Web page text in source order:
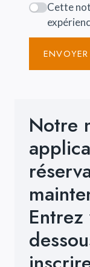
Cette
Notre